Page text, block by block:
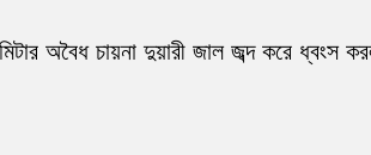
অবৈধ চায়না দুয়ারী জাল জব্দ করে ধ্বংস